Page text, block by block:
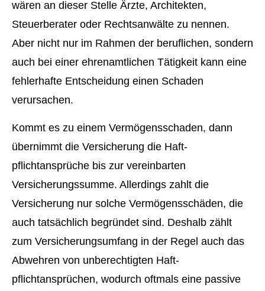
wären an dieser Stelle Ärzte, Architekten,
Steuerberater oder Rechtsanwälte zu nennen.
Aber nicht nur im Rahmen der beruflichen, sondern
auch bei einer ehrenamtlichen Tätigkeit kann eine
fehlerhafte Entscheidung einen Schaden
verursachen.
Kommt es zu einem Vermögensschaden, dann
übernimmt die Versicherung die Haft­
pflichtansprüche bis zur vereinbarten
Versicherungssumme. Allerdings zahlt die
Versicherung nur solche Vermögensschäden, die
auch tatsächlich begründet sind. Deshalb zählt
zum Versicherungsumfang in der Regel auch das
Abwehren von unberechtigten Haft­
pflichtansprüchen, wodurch oftmals eine passive